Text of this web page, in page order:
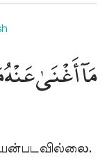
مَآ أَغْنَىٰ